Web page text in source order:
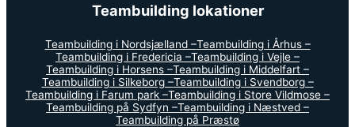
Teambuilding lokationer
Teambuilding i Nordsjælland –Teambuilding i Århus –
Teambuilding i Fredericia –Teambuilding i Vejle –
Teambuilding i Horsens –Teambuilding i Middelfart –
Teambuilding i Silkeborg –Teambuilding i Svendborg –
Teambuilding i Farum park –Teambuilding i Store Vildmose –
Teambuilding på Sydfyn –Teambuilding i Næstved –
Teambuilding på Præstø